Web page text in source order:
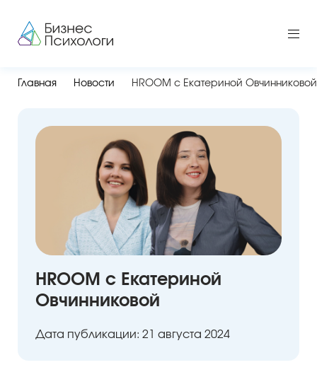
Главная Новости HROOM с Екатериной Овчинниковой
HROOM с Екатериной
Овчинниковой
Дата публикации: 21 августа 2024